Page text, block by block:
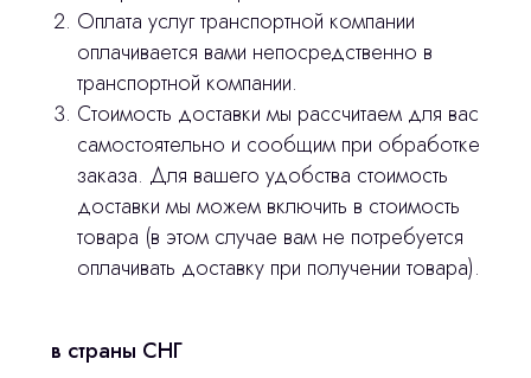
Оплата услуг транспортной компании
оплачивается вами непосредственно в
транспортной компании.
Стоимость доставки мы рассчитаем для вас
самостоятельно и сообщим при обработке
заказа. Для вашего удобства стоимость
доставки мы можем включить в стоимость
товара (в этом случае вам не потребуется
оплачивать доставку при получении товара).
в страны СНГ
Продукция
Оплата и доставка
Контакты